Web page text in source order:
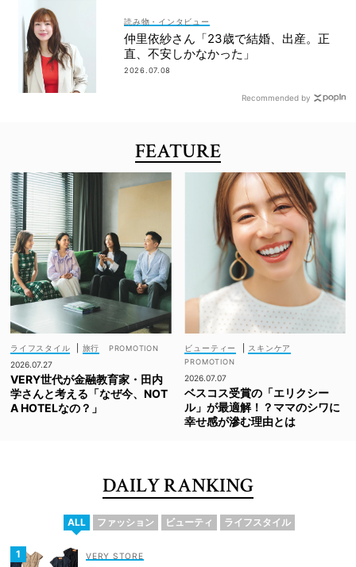
読み物・インタビュー
仲里依紗さん「23歳で結婚、出産。正
直、不安しかなかった」
2026.07.08
Recommended by
FEATURE
ライフスタイル
旅行
2026.07.27
VERY世代が金融教育家・田内
学さんと考える「なぜ今、NOT
A HOTELなの？」
ビューティー スキンケア
2026.07.07
ベスコス受賞の「エリクシー
ル」が最適解！？ママのシワに
幸せ感が滲む理由とは
DAILY RANKING
ALL ファッション ビューティ ライフスタイル
VERY STORE